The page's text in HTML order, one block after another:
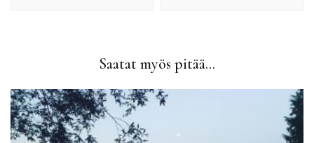
Saatat myös pitää...